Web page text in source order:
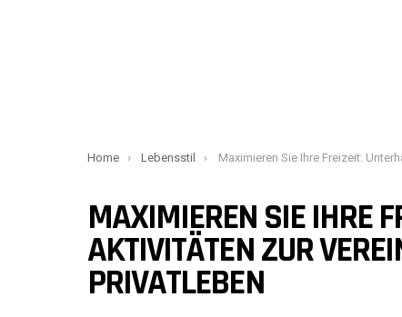
You are here:
Home Lebensstil Maximieren Sie Ihre Freizeit: Unterhaltsame Aktivitäten zur Vereinbarkeit von Berufs-
MAXIMIEREN SIE IHRE
AKTIVITÄTEN ZUR
PRIVATLEBEN